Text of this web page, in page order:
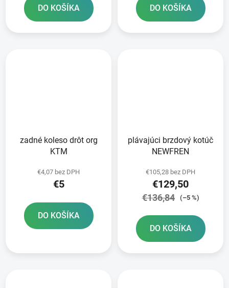
DO KOŠÍKA DO KOŠÍKA
zadné koleso drôt org
KTM
€4,07 bez DPH
€5
DO KOŠÍKA
plávajúci brzdový kotúč
NEWFREN
€105,28 bez DPH
€129,50
€136,84 (–5 %)
DO KOŠÍKA